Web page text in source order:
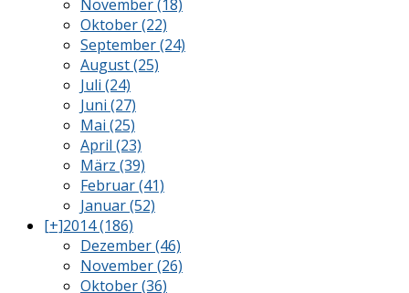
November (18)
Oktober (22)
September (24)
August (25)
Juli (24)
Juni (27)
Mai (25)
April (23)
März (39)
Februar (41)
Januar (52)
[+]2014 (186)
Dezember (46)
November (26)
Oktober (36)